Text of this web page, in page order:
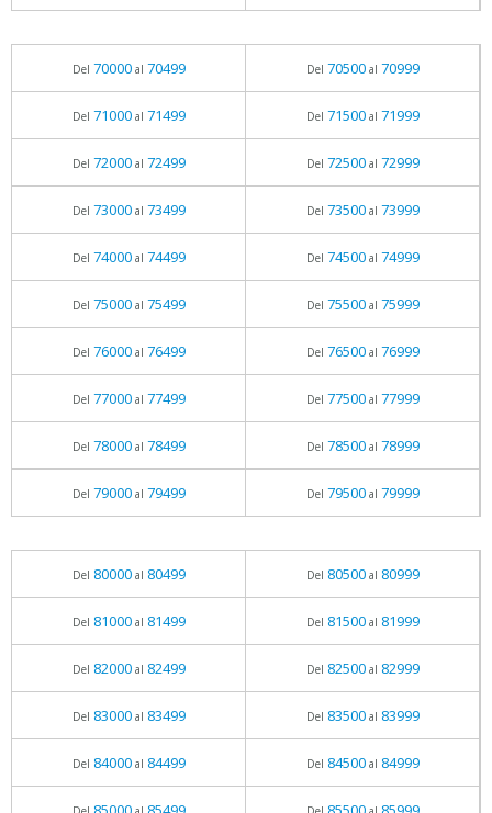
Del 70000al 70499 Del 70500al 70999
Del 71000al 71499 Del 71500al 71999
Del 72000al 72499 Del 72500al 72999
Del 73000al 73499 Del 73500al 73999
Del 74000al 74499 Del 74500al 74999
Del 75000al 75499 Del 75500al 75999
Del 76000al 76499 Del 76500al 76999
Del 77000al 77499 Del 77500al 77999
Del 78000al 78499 Del 78500al 78999
Del 79000al 79499 Del 79500al 79999
Del 80000al 80499 Del 80500al 80999
Del 81000al 81499 Del 81500al 81999
Del 82000al 82499 Del 82500al 82999
Del 83000al 83499 Del 83500al 83999
Del 84000al 84499 Del 84500al 84999